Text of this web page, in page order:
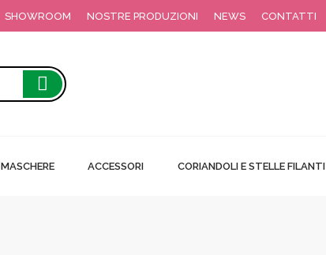
SHOWROOM NOSTRE PRODUZIONI NEWS CONTATTI
MASCHERE ACCESSORI CORIANDOLI E STELLE FILANTI